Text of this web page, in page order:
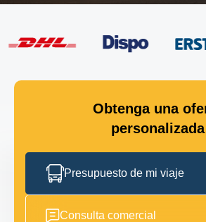
Obtenga una
personalizada
Presupuesto de mi viaje
Consulta comercial